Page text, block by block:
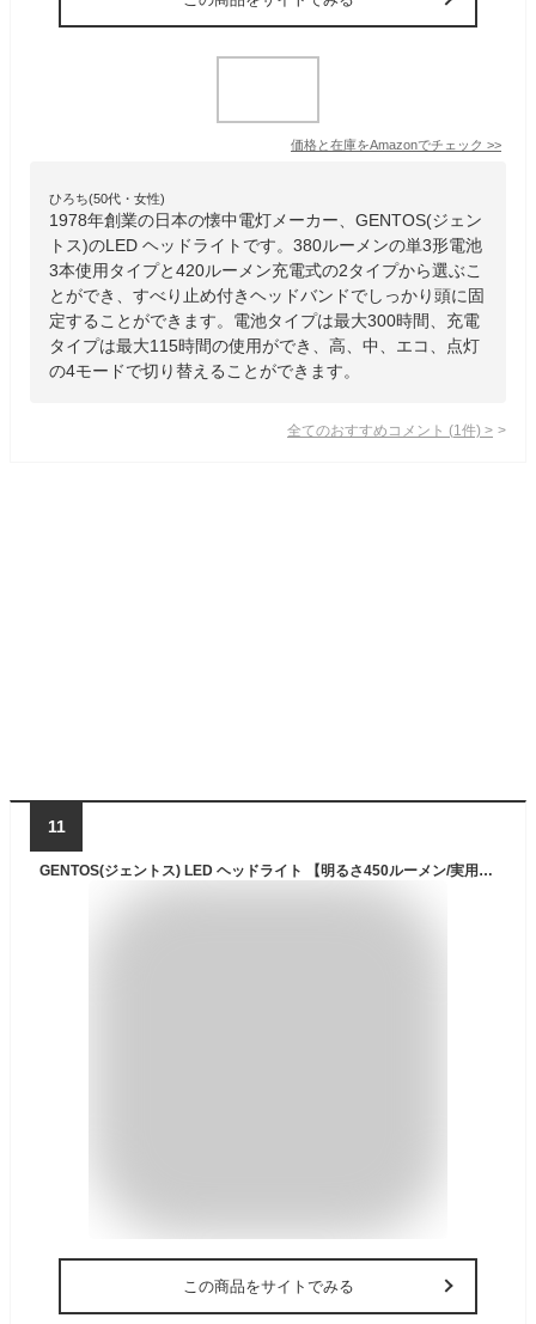
価格と在庫をAmazonでチェック >>
ひろち(50代・女性)
1978年創業の日本の懐中電灯メーカー、GENTOS(ジェン
トス)のLED ヘッドライトです。380ルーメンの単3形電池
3本使用タイプと420ルーメン充電式の2タイプから選ぶこ
とができ、すべり止め付きヘッドバンドでしっかり頭に固
定することができます。電池タイプは最大300時間、充電
タイプは最大115時間の使用ができ、高、中、エコ、点灯
の4モードで切り替えることができます。
全てのおすすめコメント (1 件) >
11
GENTOS(ジェントス) LED ヘッドライト 【明るさ450ルーメン/実用点灯3.5時間/耐塵/防滴】 単4形電池3本または専用充電池(別売り)使用 ダブルスター WS-643HD
この商品をサイトでみる